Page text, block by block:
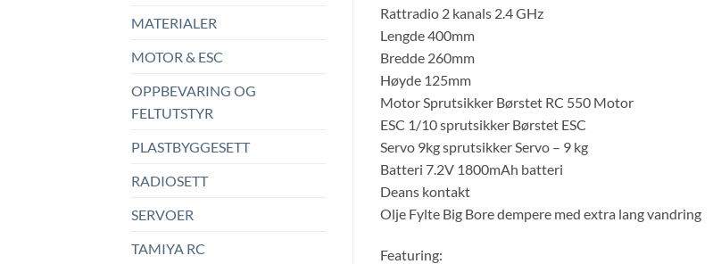
MATERIALER
MOTOR & ESC
OPPBEVARING OG
FELTUTSTYR
PLASTBYGGESETT
RADIOSETT
SERVOER
TAMIYA RC
Rattradio 2 kanals 2.4 GHz
Lengde 400mm
Bredde 260mm
Høyde 125mm
Motor Sprutsikker Børstet RC 550 Motor
ESC 1/10 sprutsikker Børstet ESC
Servo 9kg sprutsikker Servo – 9 kg
Batteri 7.2V 1800mAh batteri
Deans kontakt
Olje Fylte Big Bore dempere med extra lang vandring
Featuring: